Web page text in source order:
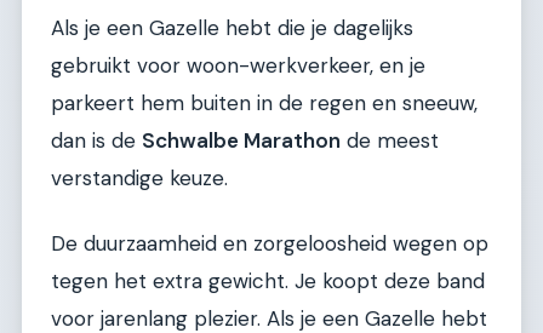
Als je een Gazelle hebt die je dagelijks
gebruikt voor woon-werkverkeer, en je
parkeert hem buiten in de regen en sneeuw,
dan is de Schwalbe Marathon de meest
verstandige keuze.
De duurzaamheid en zorgeloosheid wegen op
tegen het extra gewicht. Je koopt deze band
voor jarenlang plezier. Als je een Gazelle hebt